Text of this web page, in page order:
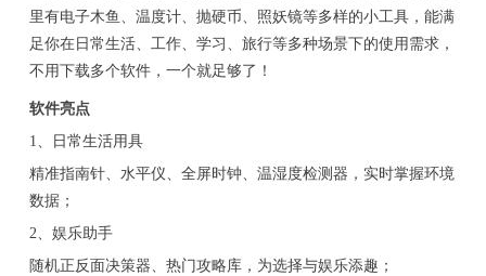
里有电子木鱼、温度计、抛硬币、照妖镜等多样的小工具，能满
足你在日常生活、工作、学习、旅行等多种场景下的使用需求，
不用下载多个软件，一个就足够了！
软件亮点
1、日常生活用具
精准指南针、水平仪、全屏时钟、温湿度检测器，实时掌握环境
数据；
2、娱乐助手
随机正反面决策器、热门攻略库，为选择与娱乐添趣；